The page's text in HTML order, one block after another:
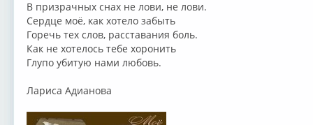
В призрачных снах не лови, не лови.
Сердце моё, как хотело забыть
Горечь тех слов, расставания боль.
Как не хотелось тебе хоронить
Глупо убитую нами любовь.
Лариса Адианова